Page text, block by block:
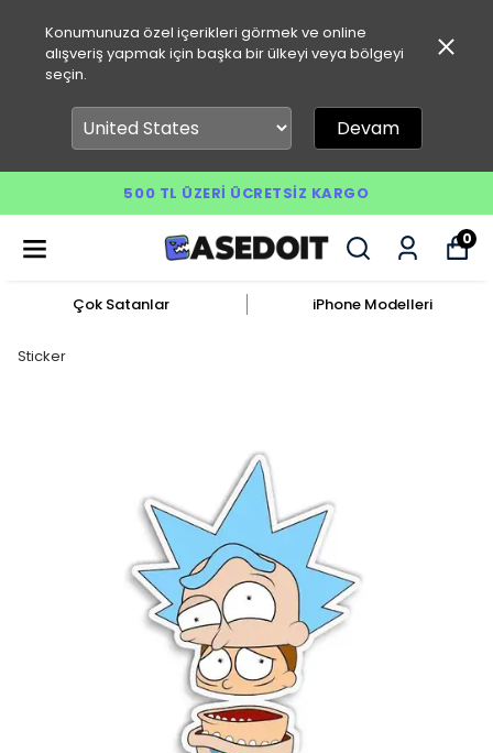
Konumunuza özel içerikleri görmek ve online
alışveriş yapmak için başka bir ülkeyi veya bölgeyi
seçin.
Devam
500 TL ÜZERI ÜCRETSIZ KARGO
0
Çok Satanlar iPhone Modelleri
Sticker